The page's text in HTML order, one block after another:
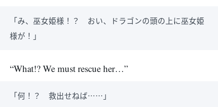
「み、巫女姫様！？ おい、ドラゴンの頭の上に巫女姫
様が！」
“What!? We must rescue her…”
「何！？ 救出せねば……」